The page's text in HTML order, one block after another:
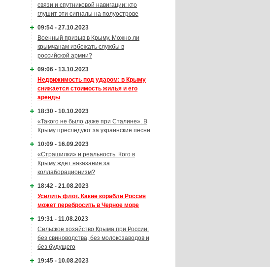
связи и спутниковой навигации: кто
глушит эти сигналы на полуострове
09:54 - 27.10.2023
Военный призыв в Крыму. Можно ли
крымчанам избежать службы в
российской армии?
09:06 - 13.10.2023
Недвижимость под ударом: в Крыму
снижается стоимость жилья и его
аренды
18:30 - 10.10.2023
«Такого не было даже при Сталине». В
Крыму преследуют за украинские песни
10:09 - 16.09.2023
«Страшилки» и реальность. Кого в
Крыму ждет наказание за
коллаборационизм?
18:42 - 21.08.2023
Усилить флот. Какие корабли Россия
может перебросить в Черное море
19:31 - 11.08.2023
Сельское хозяйство Крыма при России:
без свиноводства, без молокозаводов и
без будущего
19:45 - 10.08.2023